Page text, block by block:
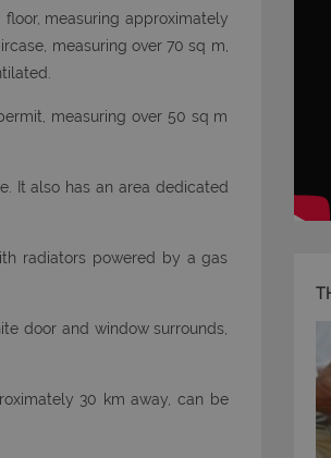
measuring approximately
measuring over 70 sq m,
measuring over 50 sq m
It also has an area dedicated
radiators powered by a gas
door and window surrounds,
30 km away, can be